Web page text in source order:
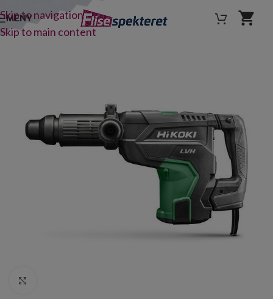
Skip to navigation
Skip to main content
MENY